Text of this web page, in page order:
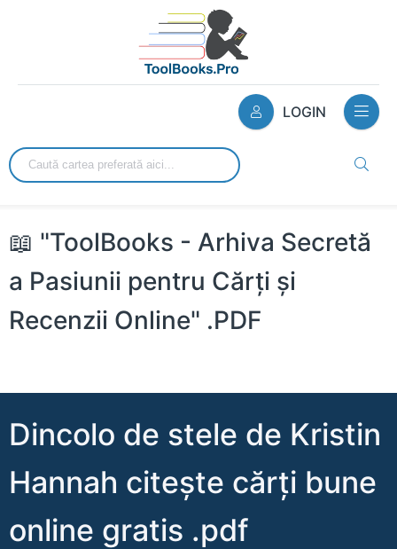
LOGIN
📖 "ToolBooks - Arhiva Secretă
a Pasiunii pentru Cărți și
Recenzii Online" .PDF
Dincolo de stele de Kristin
Hannah citește cărți bune
online gratis .pdf